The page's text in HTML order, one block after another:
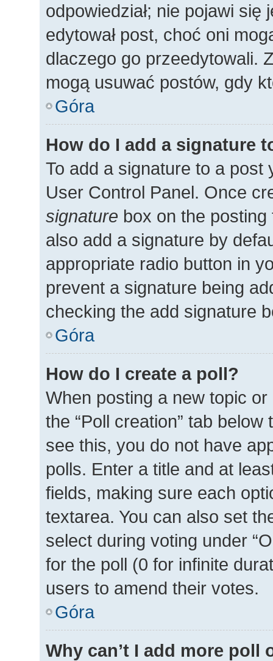
odpowiedział; nie pojawi
edytował post, choć oni
dlaczego go przeedytowali.
mogą usuwać postów, gdy
Góra
How do I add a signature
To add a signature to a
User Control Panel. Once
signature box on the
also add a signature by
appropriate radio button in
prevent a signature being
checking the add signature
Góra
How do I create a poll?
When posting a new topic
the “Poll creation” tab
see this, you do not have
polls. Enter a title and at
fields, making sure each
textarea. You can also set
select during voting under
for the poll (0 for infinite
users to amend their votes.
Góra
Why can’t I add more poll